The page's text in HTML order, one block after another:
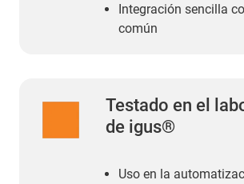
Integración sencilla
común
Testado en el
de igus®
Uso en la